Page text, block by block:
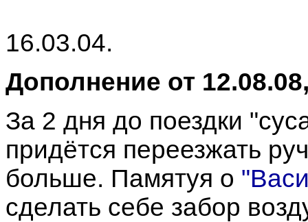
16.03.04.
Дополнение от
За 2 дня до поездки
придётся переезжать
больше. Памятуя о
сделать себе забор